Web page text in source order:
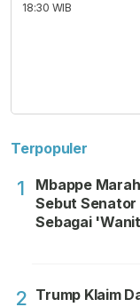
18:30 WIB
Terpopuler
1
Mbappe
Sebut Senator
Sebagai
2 Trump Klaim